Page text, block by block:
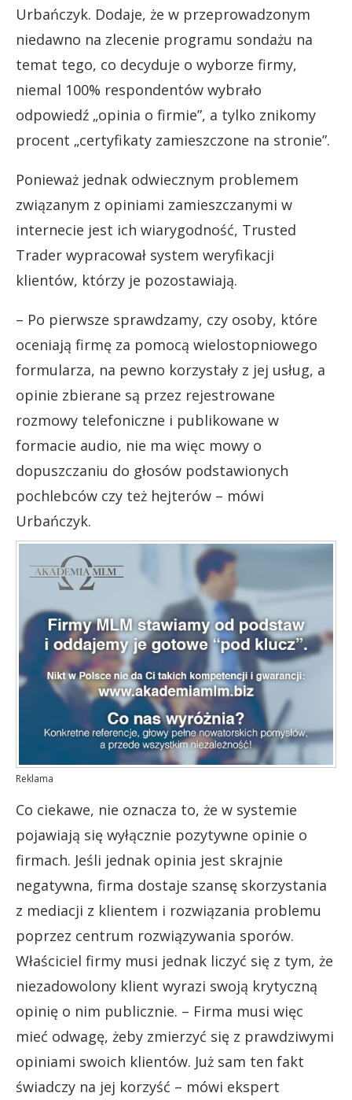
Urbańczyk. Dodaje, że w przeprowadzonym
niedawno na zlecenie programu sondażu na
temat tego, co decyduje o wyborze firmy,
niemal 100% respondentów wybrało
odpowiedź „opinia o firmie”, a tylko znikomy
procent „certyfikaty zamieszczone na stronie”.
Ponieważ jednak odwiecznym problemem
związanym z opiniami zamieszczanymi w
internecie jest ich wiarygodność, Trusted
Trader wypracował system weryfikacji
klientów, którzy je pozostawiają.
– Po pierwsze sprawdzamy, czy osoby, które
oceniają firmę za pomocą wielostopniowego
formularza, na pewno korzystały z jej usług, a
opinie zbierane są przez rejestrowane
rozmowy telefoniczne i publikowane w
formacie audio, nie ma więc mowy o
dopuszczaniu do głosów podstawionych
pochlebców czy też hejterów – mówi
Urbańczyk.
Reklama
Co ciekawe, nie oznacza to, że w systemie
pojawiają się wyłącznie pozytywne opinie o
firmach. Jeśli jednak opinia jest skrajnie
negatywna, firma dostaje szansę skorzystania
z mediacji z klientem i rozwiązania problemu
poprzez centrum rozwiązywania sporów.
Właściciel firmy musi jednak liczyć się z tym, że
niezadowolony klient wyrazi swoją krytyczną
opinię o nim publicznie. – Firma musi więc
mieć odwagę, żeby zmierzyć się z prawdziwymi
opiniami swoich klientów. Już sam ten fakt
świadczy na jej korzyść – mówi ekspert